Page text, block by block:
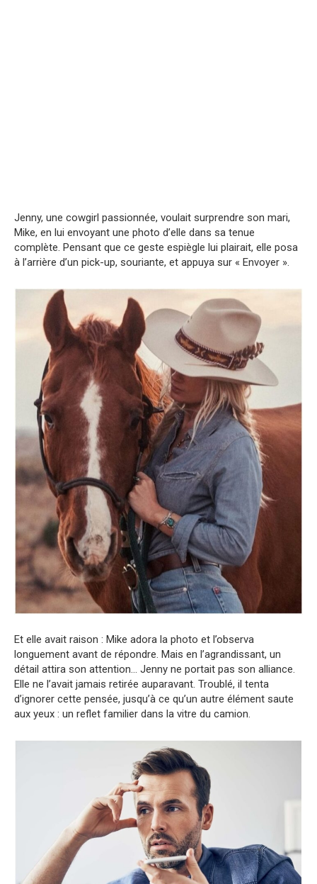
Jenny, une cowgirl passionnée, voulait surprendre son mari,
Mike, en lui envoyant une photo d’elle dans sa tenue
complète. Pensant que ce geste espiègle lui plairait, elle posa
à l’arrière d’un pick-up, souriante, et appuya sur « Envoyer ».
Et elle avait raison : Mike adora la photo et l’observa
longuement avant de répondre. Mais en l’agrandissant, un
détail attira son attention… Jenny ne portait pas son alliance.
Elle ne l’avait jamais retirée auparavant. Troublé, il tenta
d’ignorer cette pensée, jusqu’à ce qu’un autre élément saute
aux yeux : un reflet familier dans la vitre du camion.